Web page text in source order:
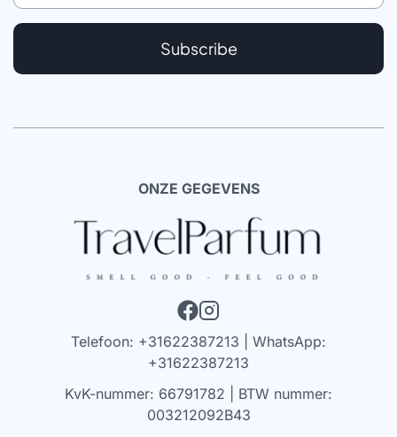
Subscribe
ONZE GEGEVENS
Telefoon: +31622387213 | WhatsApp:
+31622387213
KvK-nummer: 66791782 | BTW nummer:
003212092B43